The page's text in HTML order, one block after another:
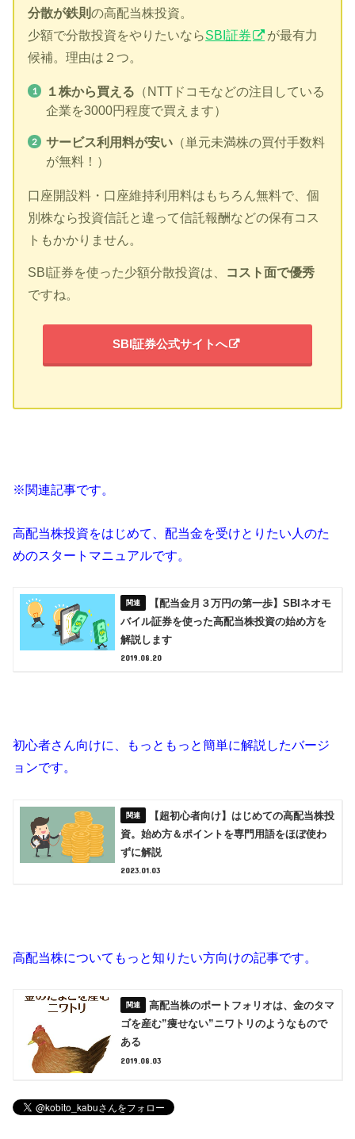
分散が鉄則の高配当株投資。
少額で分散投資をやりたいならSBI証券
が最有力
候補。理由は２つ。
１株から買える （NTTドコモなどの注目している
企業を3000円程度で買えます）
サービス利用料が安い （単元未満株の買付手数料
が無料！）
口座開設料・口座維持利用料はもちろん無料で、個
別株なら投資信託と違って信託報酬などの保有コス
トもかかりません。
SBI証券を使った少額分散投資は、
コスト面で優秀
ですね。
SBI証券公式サイトへ
※関連記事です。
高配当株投資をはじめて、配当金を受けとりたい人のた
めのスタートマニュアルです。
【配当金月３万円の第一歩】SBIネオモ
バイル証券を使った高配当株投資の始め方を
解説します
2019.08.20
初心者さん向けに、もっともっと簡単に解説したバージ
ョンです。
【超初心者向け】はじめての高配当株投
資。始め方＆ポイントを専門用語をほぼ使わ
ずに解説
2023.01.03
高配当株についてもっと知りたい方向けの記事です。
高配当株のポートフォリオは、金のタマ
ゴを産む”痩せない”ニワトリのようなもので
ある
2019.08.03